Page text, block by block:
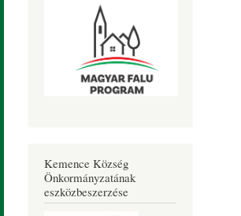
Kemence Község
Önkormányzatának
eszközbeszerzése